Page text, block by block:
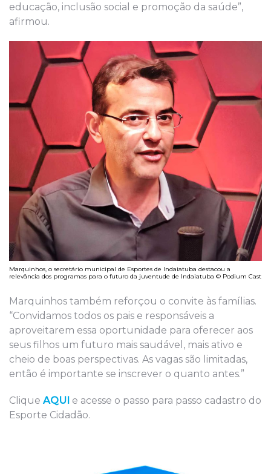
educação, inclusão social e promoção da saúde”,
afirmou.
Marquinhos, o secretário municipal de Esportes de Indaiatuba destacou a
relevância dos programas para o futuro da juventude de Indaiatuba © Podium Cast
Marquinhos também reforçou o convite às famílias.
“Convidamos todos os pais e responsáveis a
aproveitarem essa oportunidade para oferecer aos
seus filhos um futuro mais saudável, mais ativo e
cheio de boas perspectivas. As vagas são limitadas,
então é importante se inscrever o quanto antes.”
Clique AQUI e acesse o passo para passo cadastro do
Esporte Cidadão.